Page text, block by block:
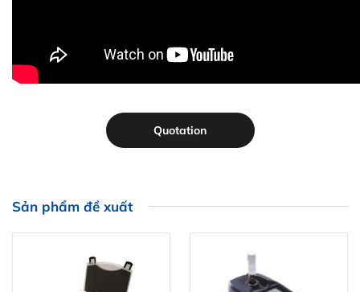
Quotation
Sản phẩm đề xuất